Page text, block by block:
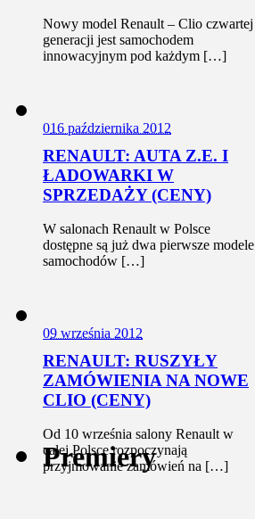
Nowy model Renault – Clio czwartej
generacji jest samochodem
innowacyjnym pod każdym […]
016 października 2012
RENAULT: AUTA Z.E. I
ŁADOWARKI W
SPRZEDAŻY (CENY)
W salonach Renault w Polsce
dostępne są już dwa pierwsze modele
samochodów […]
09 września 2012
RENAULT: RUSZYŁY
ZAMÓWIENIA NA NOWE
CLIO (CENY)
Od 10 września salony Renault w
całej Polsce rozpoczynają
przyjmowanie zamówień na […]
Premiery